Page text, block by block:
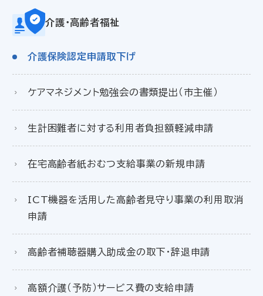
介護・高齢者福祉
介護保険認定申請取下げ
ケアマネジメント勉強会の書類提出（市主催）
生計困難者に対する利用者負担額軽減申請
在宅高齢者紙おむつ支給事業の新規申請
ICT機器を活用した高齢者見守り事業の利用取消
申請
高齢者補聴器購入助成金の取下・辞退申請
高額介護（予防）サービス費の支給申請